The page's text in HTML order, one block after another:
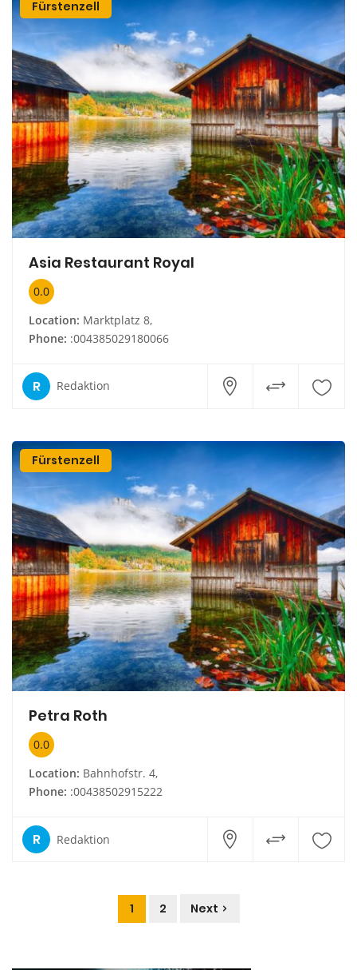
Fürstenzell
Asia Restaurant Royal
0.0
Location: Marktplatz 8,
Phone: :004385029180066
R Redaktion
Fürstenzell
Petra Roth
0.0
Location: Bahnhofstr. 4,
Phone: :00438502915222
R Redaktion
1 2 Next